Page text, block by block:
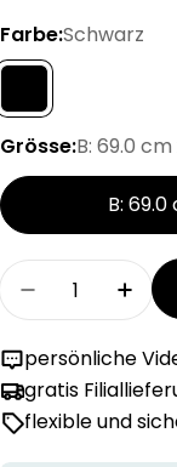
Farbe:Schwarz
Grösse:B: 69.0
B:
Menge
Menge für
persönliche
gratis
flexible und